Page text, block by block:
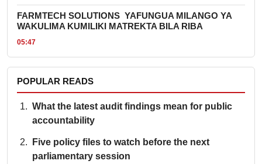
FARMTECH SOLUTIONS YAFUNGUA MILANGO YA
WAKULIMA KUMILIKI MATREKTA BILA RIBA
05:47
POPULAR READS
What the latest audit findings mean for public
accountability
Five policy files to watch before the next
parliamentary session